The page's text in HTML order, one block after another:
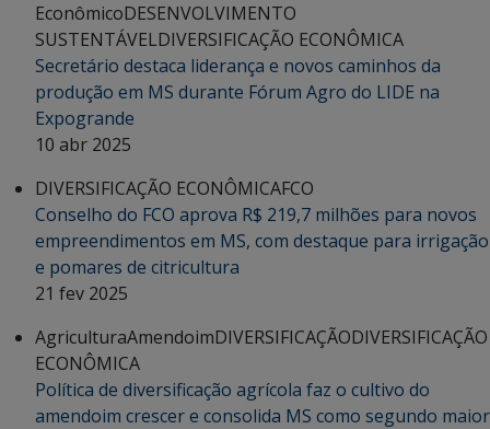
EconômicoDESENVOLVIMENTO
SUSTENTÁVELDIVERSIFICAÇÃO ECONÔMICA
Secretário destaca liderança e novos caminhos da
produção em MS durante Fórum Agro do LIDE na
Expogrande
10 abr 2025
DIVERSIFICAÇÃO ECONÔMICAFCO
Conselho do FCO aprova R$ 219,7 milhões para novos
empreendimentos em MS, com destaque para irrigação
e pomares de citricultura
21 fev 2025
AgriculturaAmendoimDIVERSIFICAÇÃODIVERSIFICAÇÃO
ECONÔMICA
Política de diversificação agrícola faz o cultivo do
amendoim crescer e consolida MS como segundo maior